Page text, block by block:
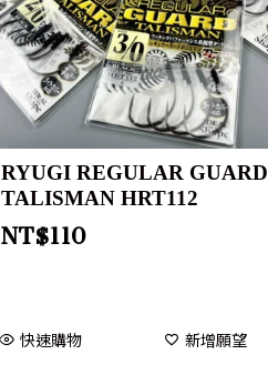
RYUGI REGULAR GUARD
TALISMAN HRT112
NT$110
快速購物 新增願望